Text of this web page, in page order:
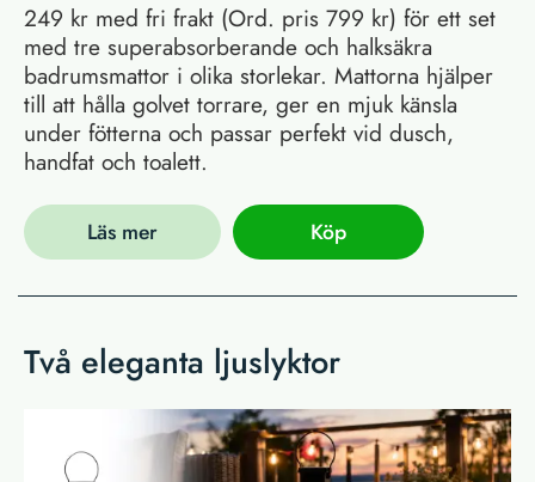
249 kr med fri frakt (Ord. pris 799 kr) för ett set
med tre superabsorberande och halksäkra
badrumsmattor i olika storlekar. Mattorna hjälper
till att hålla golvet torrare, ger en mjuk känsla
under fötterna och passar perfekt vid dusch,
handfat och toalett.
Läs mer Köp
Två eleganta ljuslyktor